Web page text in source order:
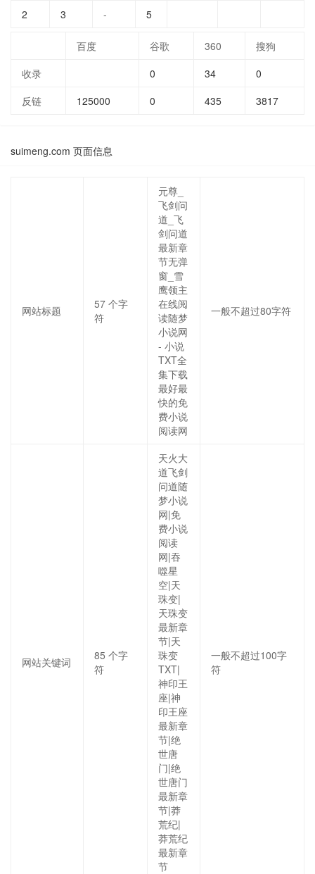
2 3 - 5
百度 谷歌 360
搜狗
收录
0 34
0
反链
125000 0 435 3817
suimeng.com 页面信息
网站标题 57 个字
符
元尊_
飞剑问
道_飞
剑问道
最新章
节无弹
窗_雪
鹰领主
在线阅
读随梦
小说网
- 小说
TXT全
集下载
最好最
快的免
费小说
阅读网
一般不超过80字符
网站关键词 85 个字
符
天火大
道飞剑
问道随
梦小说
网|免
费小说
阅读
网|吞
噬星
空|天
珠变|
天珠变
最新章
节|天
珠变
TXT|
神印王
座|神
印王座
最新章
节|绝
世唐
门|绝
世唐门
最新章
节|莽
荒纪|
莽荒纪
最新章
节
一般不超过100字
符